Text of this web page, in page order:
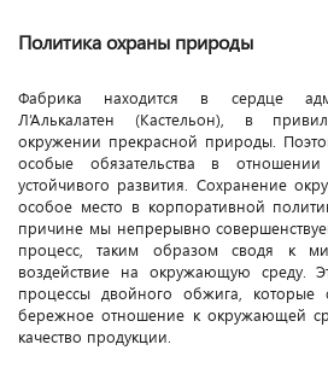
Политика охраны природы
Фабрика находится в сердце
Л’Алькалатен (Кастельон), в
окружении прекрасной природы.
особые обязательства в
устойчивого развития. Сохранение
особое место в корпоративной
причине мы непрерывно
процесс, таким образом сводя к
воздействие на окружающую среду.
процессы двойного обжига, которые
бережное отношение к окружающей
качество продукции.